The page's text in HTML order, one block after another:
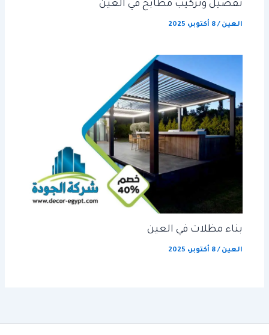
تفصيل وتركيب مطابخ في العين
العين /8 أكتوبر، 2025
بناء مظلات في العين
العين /8 أكتوبر، 2025